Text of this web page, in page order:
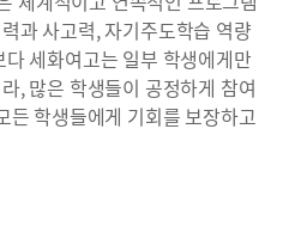
과 사고력, 자기주도학습 역량
세화여고는 일부 학생에게만
, 많은 학생들이 공정하게 참여
든 학생들에게 기회를 보장하고